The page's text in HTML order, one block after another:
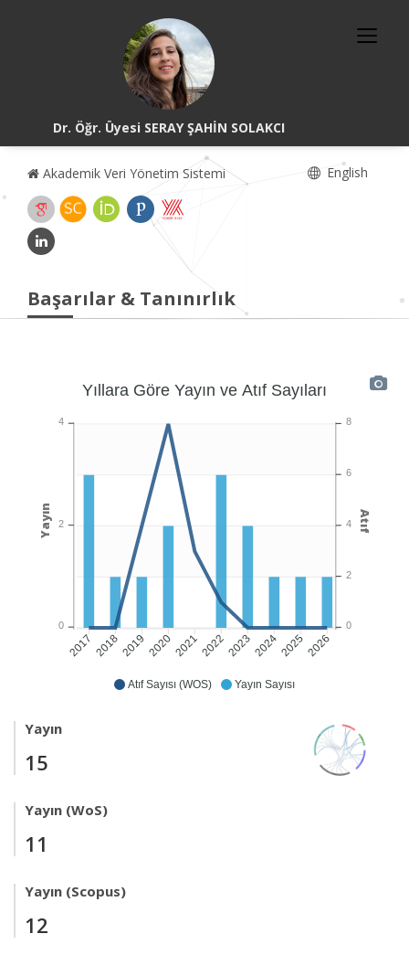
Dr. Öğr. Üyesi SERAY ŞAHİN SOLAKCI
Akademik Veri Yönetim Sistemi English
Başarılar & Tanınırlık
Atıf Sayısı (WOS) Yayın Sayısı
2017 20182019 2020202120222023202420252026
Yıllara Göre Yayın ve Atıf Sayıları
8
6
4
2
0
Atıf
4
2
0
Yayın
Yayın
15
Yayın (WoS)
11
Yayın (Scopus)
12